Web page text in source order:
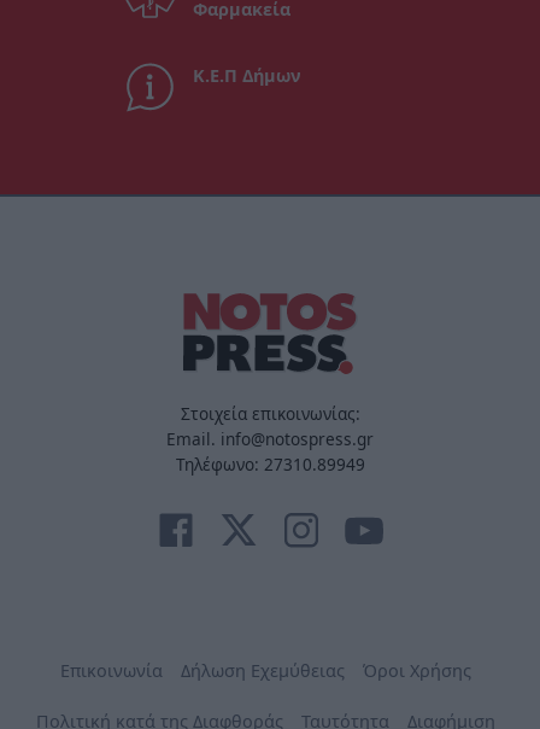
Φαρμακεία
Κ.Ε.Π Δήμων
Στοιχεία επικοινωνίας:
Email. info@notospress.gr
Τηλέφωνο: 27310.89949
Επικοινωνία Δήλωση Εχεμύθειας Όροι Χρήσης
Πολιτική κατά της Διαφθοράς Ταυτότητα Διαφήμιση